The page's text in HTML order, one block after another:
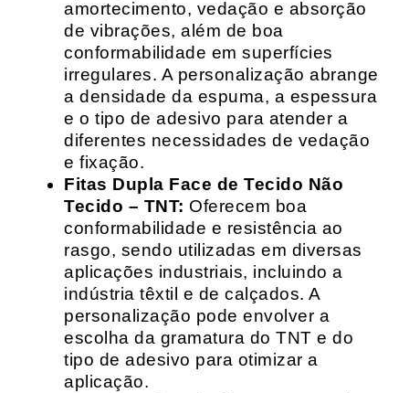
amortecimento, vedação e absorção
de vibrações, além de boa
conformabilidade em superfícies
irregulares. A personalização abrange
a densidade da espuma, a espessura
e o tipo de adesivo para atender a
diferentes necessidades de vedação
e fixação.
Fitas Dupla Face de Tecido Não
Tecido – TNT: Oferecem boa
conformabilidade e resistência ao
rasgo, sendo utilizadas em diversas
aplicações industriais, incluindo a
indústria têxtil e de calçados. A
personalização pode envolver a
escolha da gramatura do TNT e do
tipo de adesivo para otimizar a
aplicação.